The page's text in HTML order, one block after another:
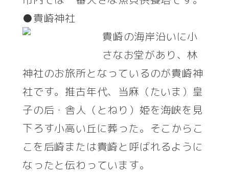
●貴崎神社
貴崎の海岸沿いに小
さなお堂があり、林
神社のお旅所となっているのが貴崎神
社です。推古年代、当麻（たいま）皇
子の后・舎人（とねり）姫を海峡を見
下ろす小高い丘に葬った。そこからこ
こを后崎または貴崎と呼ばれるように
なったと伝わっています。